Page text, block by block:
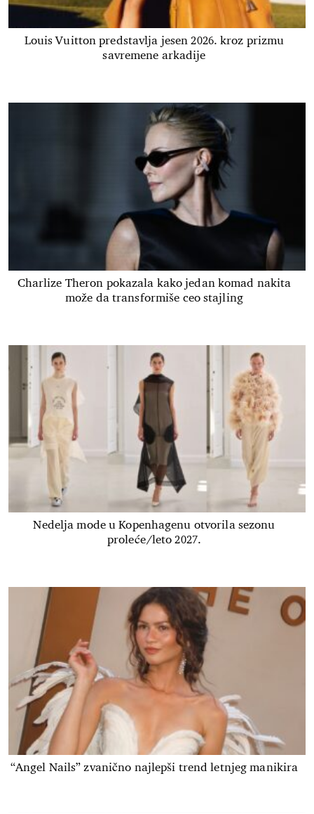
Louis Vuitton predstavlja jesen 2026. kroz prizmu
savremene arkadije
Charlize Theron pokazala kako jedan komad nakita
može da transformiše ceo stajling
Nedelja mode u Kopenhagenu otvorila sezonu
proleće/leto 2027.
“Angel Nails” zvanično najlepši trend letnjeg manikira